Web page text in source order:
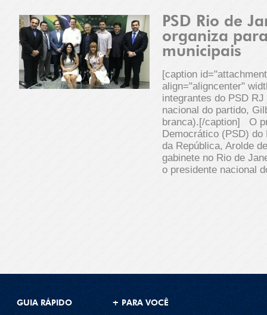
PSD Rio de
organiza
municipais
[caption
align="aligncenter"
integrantes do PSD
nacional do partido,
branca).[/caption] O
Democrático (PSD) do
da República, Arolde
gabinete no Rio de
o presidente nacional
GUIA RÁPIDO + PARA VOCÊ